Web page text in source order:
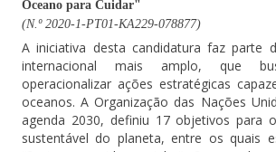
Oceano para Cuidar"
(N.º 2020-1-PT01-KA229-078877)
A iniciativa desta candidatura faz parte
internacional mais amplo, que
operacionalizar ações estratégicas
oceanos. A Organização das Nações
agenda 2030, definiu 17 objetivos para
sustentável do planeta, entre os quais